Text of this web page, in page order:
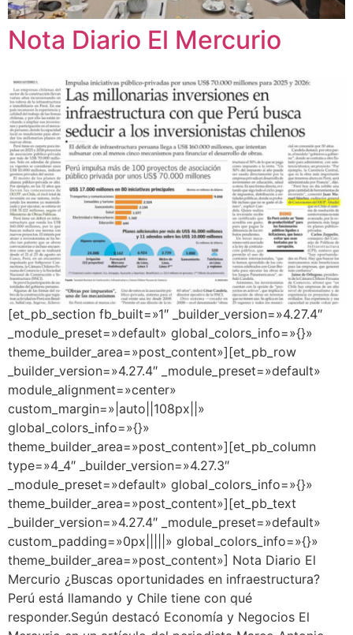
Nota Diario El Mercurio
[et_pb_section fb_built=»1″ _builder_version=»4.27.4″
_module_preset=»default» global_colors_info=»{}»
theme_builder_area=»post_content»][et_pb_row
_builder_version=»4.27.4″ _module_preset=»default»
module_alignment=»center»
custom_margin=»|auto||108px||»
global_colors_info=»{}»
theme_builder_area=»post_content»][et_pb_column
type=»4_4″ _builder_version=»4.27.3″
_module_preset=»default» global_colors_info=»{}»
theme_builder_area=»post_content»][et_pb_text
_builder_version=»4.27.4″ _module_preset=»default»
custom_padding=»0px|||||» global_colors_info=»{}»
theme_builder_area=»post_content»] Nota Diario El
Mercurio ¿Buscas oportunidades en infraestructura?
Perú está llamando y Chile tiene con qué
responder.Según destacó Economía y Negocios El